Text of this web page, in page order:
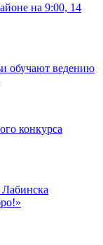
на 9:00, 14
обучают ведению
конкурса